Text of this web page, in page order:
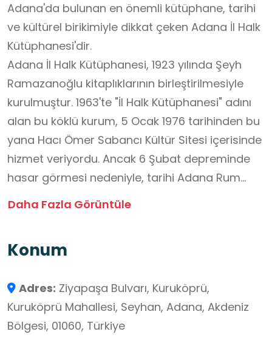
Adana'da bulunan en önemli kütüphane, tarihi
ve kültürel birikimiyle dikkat çeken Adana İl Halk
Kütüphanesi'dir.
Adana İl Halk Kütüphanesi, 1923 yılında Şeyh
Ramazanoğlu kitaplıklarının birleştirilmesiyle
kurulmuştur. 1963'te "İl Halk Kütüphanesi" adını
alan bu köklü kurum, 5 Ocak 1976 tarihinden bu
yana Hacı Ömer Sabancı Kültür Sitesi içerisinde
hizmet veriyordu. Ancak 6 Şubat depreminde
hasar görmesi nedeniyle, tarihi Adana Rum
Kilisesi (Aya Nikola Kilisesi) binasına taşınmıştır.
devam etmektedir.
Kütüphane, sadece kitap ödünç verme ve
okuma salonu hizmetleriyle sınırlı
kalmamaktadır. Aynı zamanda çeşitli kültürel ve
Daha Fazla Görüntüle
Konum
Adres: Ziyapaşa Bulvarı, Kuruköprü,
Kuruköprü Mahallesi, Seyhan, Adana, Akdeniz
Bölgesi, 01060, Türkiye